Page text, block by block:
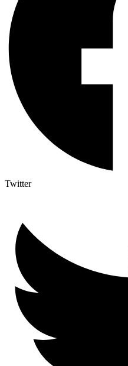
Twitter